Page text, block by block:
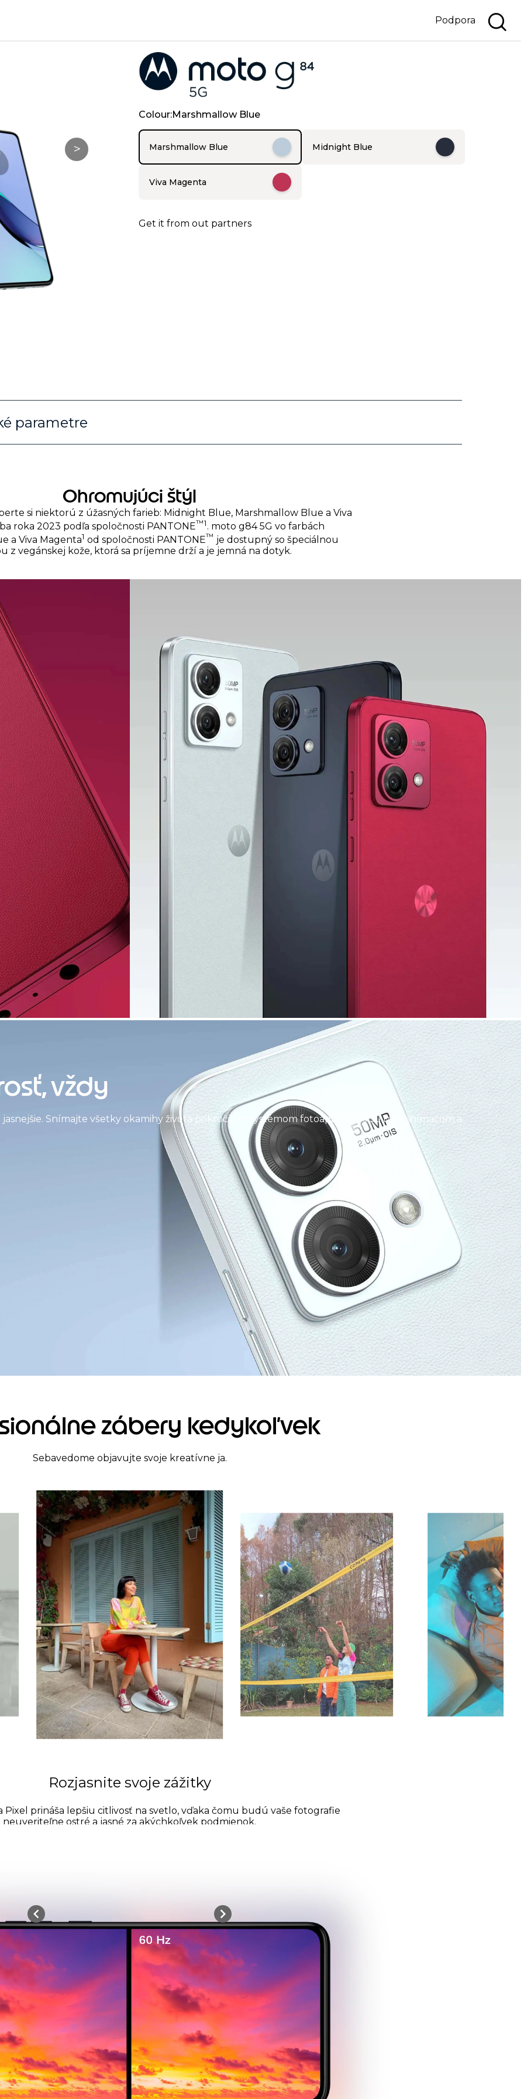
Podpora
>
Colour:Marshmallow Blue
Marshmallow Blue Midnight Blue
Viva Magenta
Get it from out partners
parametre
Ohromujúci štýl
si niektorú z úžasných farieb: Midnight Blue, Marshmallow Blue a Viva
roka 2023 podľa spoločnosti PANTONE™1. moto g84 5G vo farbách
a Viva Magenta1 od spoločnosti PANTONE™ je dostupný so špeciálnou
z vegánskej kože, ktorá sa príjemne drží a je jemná na dotyk.
vždy
Snímajte všetky okamihy života pokročilým systémom fotoaparátov s 50 Mpx snímačom a
zábery kedykoľvek
Sebavedome objavujte svoje kreatívne ja.
Rozjasnite svoje zážitky
Pixel prináša lepšiu citlivosť na svetlo, vďaka čomu budú vaše fotografie
neuveriteľne ostré a jasné za akýchkoľvek podmienok.